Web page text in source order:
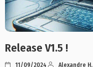
Release V1.5 !
11/09/2024 Alexandre H.